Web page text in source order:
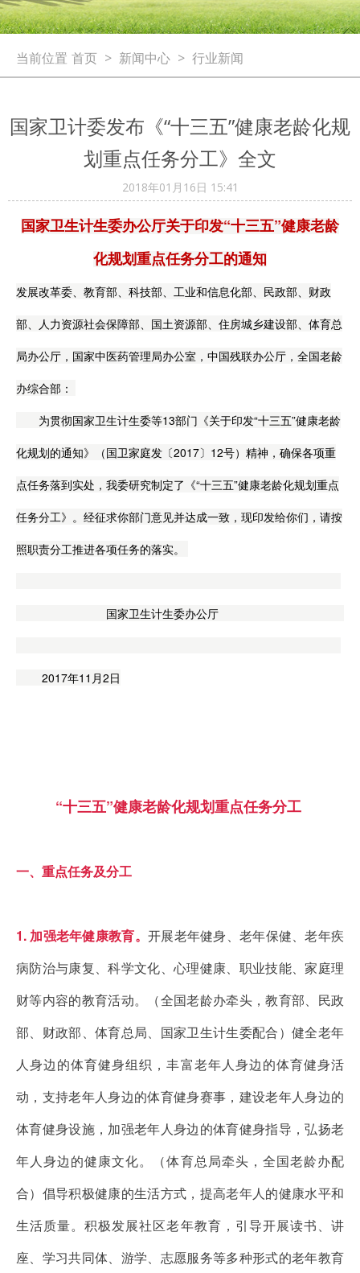
当前位置 首页 > 新闻中心 > 行业新闻
国家卫计委发布《“十三五”健康老龄化规
划重点任务分工》全文
2018年01月16日 15:41
国家卫生计生委办公厅关于印发“十三五”健康老龄
化规划重点任务分工的通知
发展改革委、教育部、科技部、工业和信息化部、民政部、财政
部、人力资源社会保障部、国土资源部、住房城乡建设部、体育总
局办公厅，国家中医药管理局办公室，中国残联办公厅，全国老龄
办综合部：
为贯彻国家卫生计生委等13部门《关于印发“十三五”健康老龄
化规划的通知》（国卫家庭发〔2017〕12号）精神，确保各项重
点任务落到实处，我委研究制定了《“十三五”健康老龄化规划重点
任务分工》。经征求你部门意见并达成一致，现印发给你们，请按
照职责分工推进各项任务的落实。
国家卫生计生委办公厅
2017年11月2日
“十三五”健康老龄化规划重点任务分工
一、重点任务及分工
1. 加强老年健康教育。 开展老年健身、老年保健、老年疾
病防治与康复、科学文化、心理健康、职业技能、家庭理
财等内容的教育活动。（全国老龄办牵头，教育部、民政
部、财政部、体育总局、国家卫生计生委配合）健全老年
人身边的体育健身组织，丰富老年人身边的体育健身活
动，支持老年人身边的体育健身赛事，建设老年人身边的
体育健身设施，加强老年人身边的体育健身指导，弘扬老
年人身边的健康文化。（体育总局牵头，全国老龄办配
合）倡导积极健康的生活方式，提高老年人的健康水平和
生活质量。积极发展社区老年教育，引导开展读书、讲
座、学习共同体、游学、志愿服务等多种形式的老年教育